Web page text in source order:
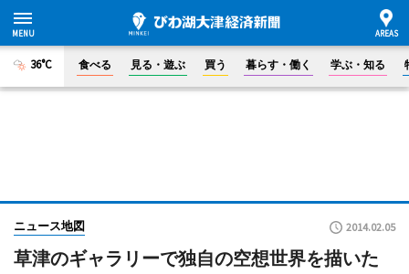
36°C 食べる 見る・遊ぶ 買う 暮らす・働く 学ぶ・知る
ニュース地図 2014.02.05
草津のギャラリーで独自の空想世界を描いた